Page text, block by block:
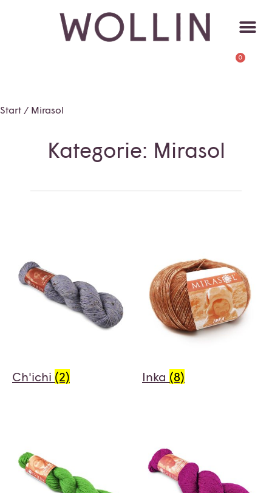
0
Start / Mirasol
Kategorie: Mirasol
Ch'ichi (2) Inka (8)